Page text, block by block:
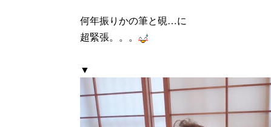
何年振りかの筆と硯…に
超緊張。。。
▼